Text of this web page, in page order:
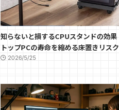
知らないと損するCPUスタンドの効果
トップPCの寿命を縮める床置きリス
2026/5/25